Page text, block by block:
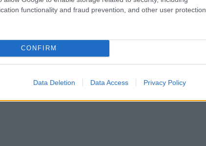
functionality and fraud prevention, and other user protection.
CONFIRM
Data Deletion Data Access Privacy Policy